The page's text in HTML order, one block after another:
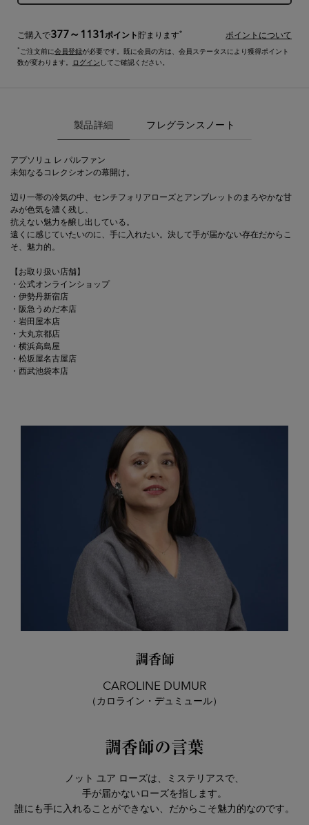
ご購入で377～1131 ポイント 貯まります* ポイントについて
* ご注文前に会員登録が必要です。既に会員の方は、会員ステータスにより獲得ポイント
数が変わります。
ログイン してご確認ください。
製品詳細 フレグランスノート
アプソリュ レ パルファン
未知なるコレクシオンの幕開け。
辺り一帯の冷気の中、センチフォリアローズとアンブレットのまろやかな甘
みが色気を濃く残し、
抗えない魅力を醸し出している。
遠くに感じていたいのに、手に入れたい。決して手が届かない存在だからこ
そ、魅力的。
【お取り扱い店舗】
・公式オンラインショップ
・伊勢丹新宿店
・阪急うめだ本店
・岩田屋本店
・大丸京都店
・横浜高島屋
・松坂屋名古屋店
・西武池袋本店​
調香師
CAROLINE DUMUR
（カロライン・デュミュール）
調香師の言葉
ノット ユア ローズは、ミステリアスで、
手が届かないローズを指します。
誰にも手に入れることができない、だからこそ魅力的なのです。